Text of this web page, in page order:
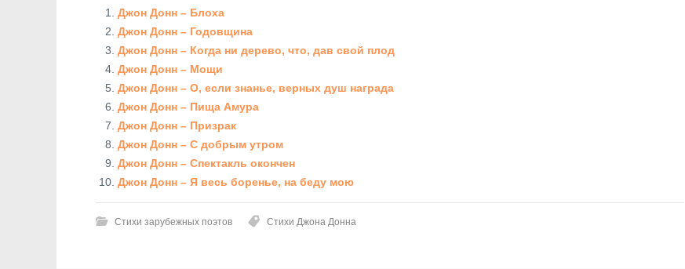
Джон Донн – Блоха
Джон Донн – Годовщина
Джон Донн – Когда ни дерево, что, дав свой плод
Джон Донн – Мощи
Джон Донн – О, если знанье, верных душ награда
Джон Донн – Пища Амура
Джон Донн – Призрак
Джон Донн – С добрым утром
Джон Донн – Спектакль окончен
Джон Донн – Я весь боренье, на беду мою
Стихи зарубежных поэтов Стихи Джона Донна